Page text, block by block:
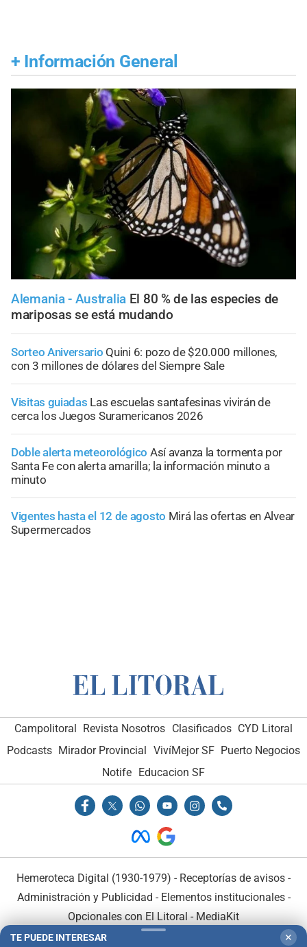
+ Información General
Alemania - Australia El 80 % de las especies de
mariposas se está mudando
Sorteo Aniversario Quini 6: pozo de $20.000 millones,
con 3 millones de dólares del Siempre Sale
Visitas guiadas Las escuelas santafesinas vivirán de
cerca los Juegos Suramericanos 2026
Doble alerta meteorológico Así avanza la tormenta por
Santa Fe con alerta amarilla; la información minuto a
minuto
Vigentes hasta el 12 de agosto Mirá las ofertas en Alvear
Supermercados
Campolitoral Revista Nosotros Clasificados CYD Litoral
Podcasts Mirador Provincial VivíMejor SF Puerto Negocios
Notife Educacion SF
Hemeroteca Digital (1930-1979) - Receptorías de avisos -
Administración y Publicidad - Elementos institucionales-
Opcionales con El Litoral - MediaKit
TE PUEDE INTERESAR ✕